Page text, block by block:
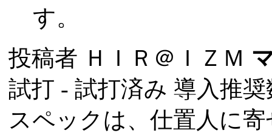
す。
投稿者 ＨＩＲ＠ＩＺＭ
試打 - 試打済み 導入推
スペックは、仕置人に